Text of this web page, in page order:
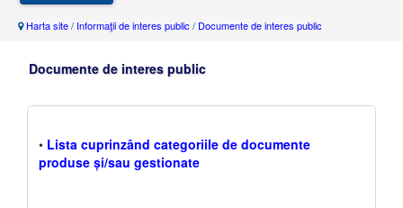
Harta site/ Informaţii de interes public / Documente de interes public
Documente de interes public
• Lista cuprinzând categoriile de documente
produse și/sau gestionate